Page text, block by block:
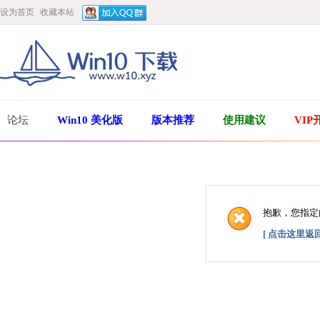
设为首页 收藏本站
论坛 Win10 美化版 版本推荐 使用建议 VIP
抱歉，您指
[ 点击这里返